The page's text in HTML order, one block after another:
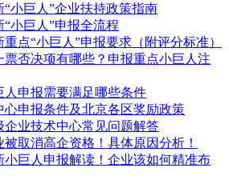
“小巨人”企业扶持政策指南
“小巨人”申报全流程
重点“小巨人”申报要求（附评分标准）
票否决项有哪些？申报重点小巨人注
人申报需要满足哪些条件
心申报条件及北京各区奖励政策
企业技术中心常见问题解答
被取消高企资格！具体原因分析！
小巨人申报解读！企业该如何精准布